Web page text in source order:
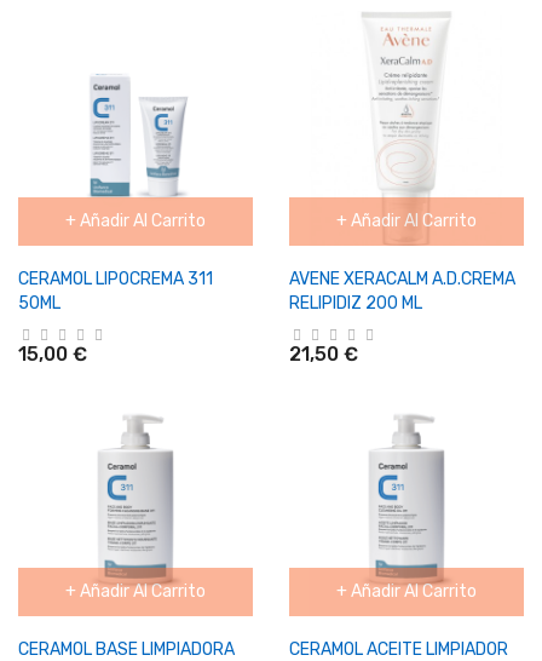
+ Añadir Al Carrito
CERAMOL LIPOCREMA 311
50ML
15,00 €
+ Añadir Al Carrito
AVENE XERACALM A.D.CREMA
RELIPIDIZ 200 ML
21,50 €
+ Añadir Al Carrito
CERAMOL BASE LIMPIADORA
+ Añadir Al Carrito
CERAMOL ACEITE LIMPIADOR